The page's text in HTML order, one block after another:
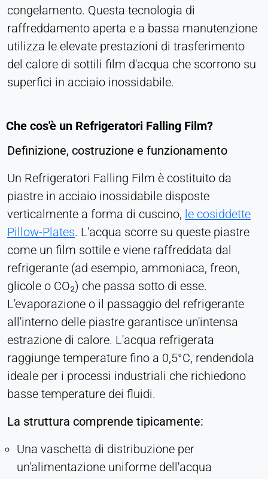
congelamento. Questa tecnologia di
raffreddamento aperta e a bassa manutenzione
utilizza le elevate prestazioni di trasferimento
del calore di sottili film d'acqua che scorrono su
superfici in acciaio inossidabile.
Che cos'è un Refrigeratori Falling Film?
Definizione, costruzione e funzionamento
Un Refrigeratori Falling Film è costituito da
piastre in acciaio inossidabile disposte
verticalmente a forma di cuscino, le cosiddette
Pillow-Plates. L'acqua scorre su queste piastre
come un film sottile e viene raffreddata dal
refrigerante (ad esempio, ammoniaca, freon,
glicole o CO₂) che passa sotto di esse.
L'evaporazione o il passaggio del refrigerante
all'interno delle piastre garantisce un'intensa
estrazione di calore. L'acqua refrigerata
raggiunge temperature fino a 0,5°C, rendendola
ideale per i processi industriali che richiedono
basse temperature dei fluidi.
La struttura comprende tipicamente:
Una vaschetta di distribuzione per
un'alimentazione uniforme dell'acqua
_li_id.#, _li_id.#.expires, _li_ses.#,
_li_ses.#.expires, _li_ses.#.expires,
snowplowOutQueue_#_post2,
snowplowOutQueue_#_post2.expires
Provider:
Identificazione dell'azienda (B2B)
Cookie duration:
Hotjar
Name:
hjSession#, hjSessionUser#,
_hjAbsoluteSessionInProgress
Provider:
Hotjar Ltd.
Purpose:
Analisi del comportamento degli utenti
Cookie duration:
MEDIA ESTERNI
Consente di visualizzare contenuti di terze parti,
dati tecnici possono essere trasferiti al fornitore.